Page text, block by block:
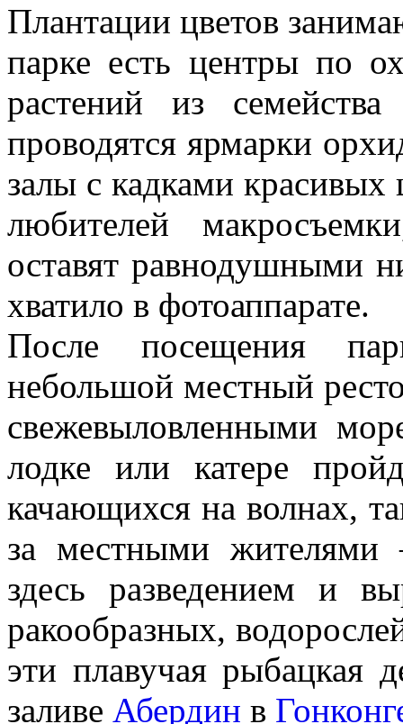
Плантации цветов
парке есть центры по
растений из
проводятся ярмарки
залы с кадками
любителей
оставят равнодушными
хватило в фотоаппарате.
После посещения
небольшой местный
свежевыловленными
лодке или катере
качающихся на волнах,
за местными жителями
здесь разведением и
ракообразных,
эти плавучая рыбацкая
заливе Абердин в